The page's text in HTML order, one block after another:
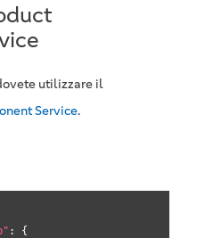
utilizzare il
Service.
: {